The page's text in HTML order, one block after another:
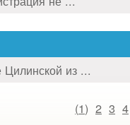
из ...
(1) 2 3 4